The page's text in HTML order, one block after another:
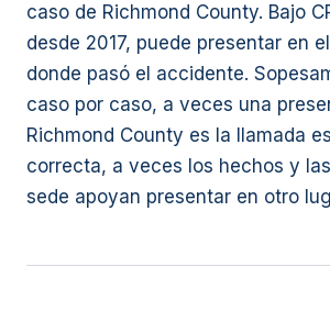
caso de Richmond County. Bajo
desde 2017, puede presentar en
donde pasó el accidente.
caso por caso, a veces una
Richmond County es la llamada
correcta, a veces los hechos y
sede apoyan presentar en otro